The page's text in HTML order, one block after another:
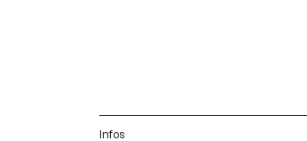
Infos